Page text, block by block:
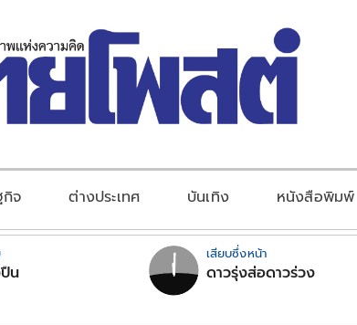
กิจ ต่างประเทศ บันเทิง หนังสือพิมพ์
น
เสียบซึ่งหน้า
ดาวรุ่งส่อดาวร่วง